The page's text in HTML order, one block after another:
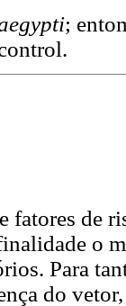
;
fatores de
o
Para
do